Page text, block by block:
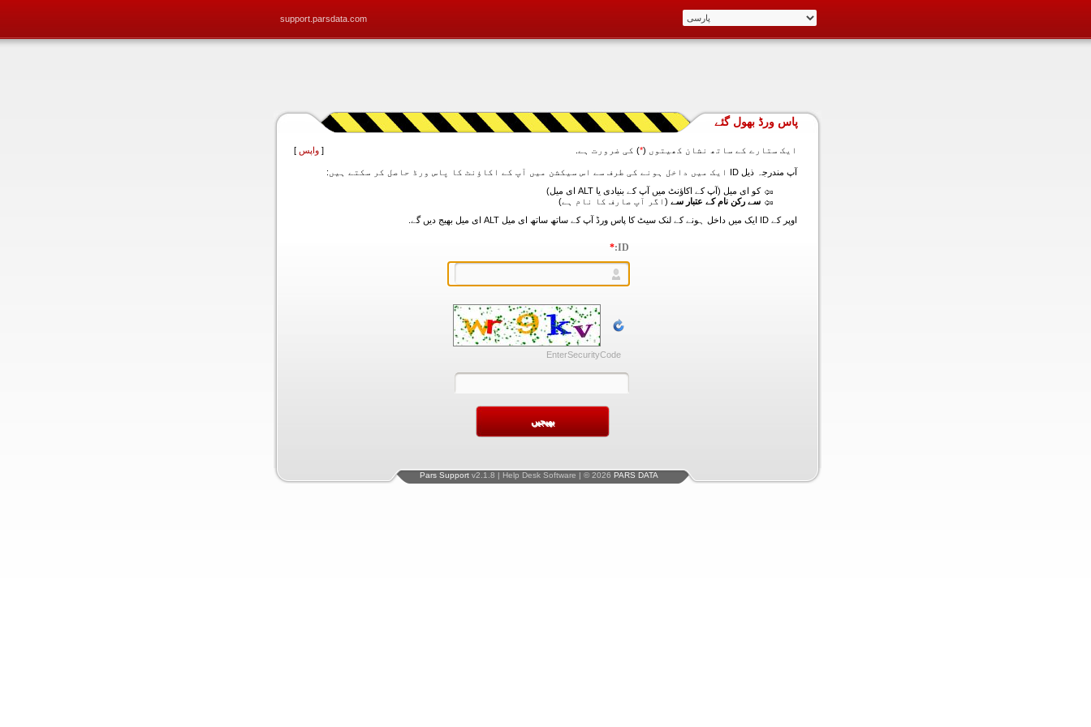
support.parsdata.com
پاس ورڈ بھول گئے
ایک ستارے کے ساتھ نشان کھیتوں (*) کی ضرورت ہے. [ واپس ]
آپ مندرجہ ذیل ID ایک میں داخل ہونے کی طرف سے اس سیکشن میں آپ کے اکاؤنٹ کا پاس ورڈ حاصل کر سکتے ہیں:
کو ای میل (آپ کے اکاؤنٹ میں آپ کے بنیادی یا ALT ای میل)
سے رکن نام کے عتبار سے (اگر آپ صارف کا نام ہے)
اوپر کے ID ایک میں داخل ہونے کے لنک سیٹ کا پاس ورڈ آپ کے ساتھ ساتھ ای میل ALT ای میل بھیج دیں گے.
ID:
*
EnterSecurityCode
Pars Support v2.1.8 | Help Desk Software | © 2026 PARS DATA